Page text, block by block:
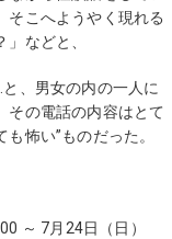
そこへようやく現れる
などと、
、男女の内の一人に
その電話の内容はとて
怖い”ものだった。
～ 7月24日（日）